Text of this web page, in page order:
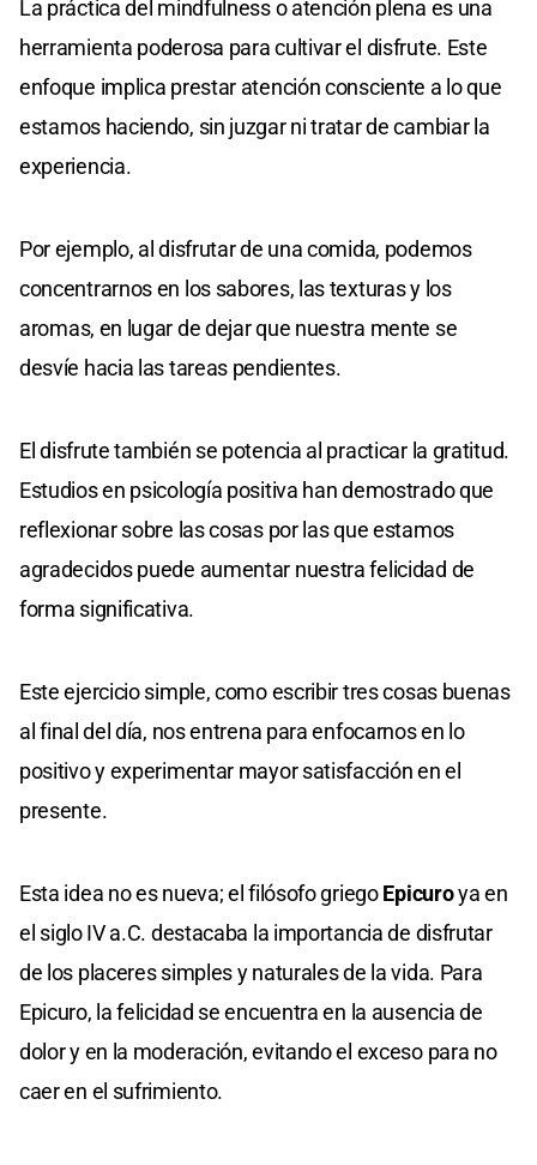
La práctica del mindfulness o atención plena es una
herramienta poderosa para cultivar el disfrute. Este
enfoque implica prestar atención consciente a lo que
estamos haciendo, sin juzgar ni tratar de cambiar la
experiencia.
Por ejemplo, al disfrutar de una comida, podemos
concentrarnos en los sabores, las texturas y los
aromas, en lugar de dejar que nuestra mente se
desvíe hacia las tareas pendientes.
El disfrute también se potencia al practicar la gratitud.
Estudios en psicología positiva han demostrado que
reflexionar sobre las cosas por las que estamos
agradecidos puede aumentar nuestra felicidad de
forma significativa.
Este ejercicio simple, como escribir tres cosas buenas
al final del día, nos entrena para enfocarnos en lo
positivo y experimentar mayor satisfacción en el
presente.
Esta idea no es nueva; el filósofo griegoEpicuroya en
el siglo IV a.C. destacaba la importancia de disfrutar
de los placeres simples y naturales de la vida. Para
Epicuro, la felicidad se encuentra en la ausencia de
dolor y en la moderación, evitando el exceso para no
caer en el sufrimiento.